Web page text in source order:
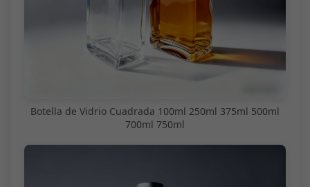
Botella de Vidrio Cuadrada 100ml 250ml 375ml 500ml
700ml 750ml